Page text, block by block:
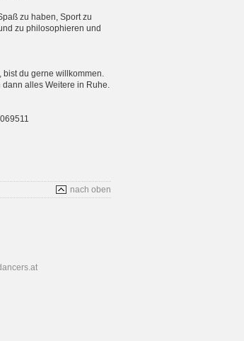
zu haben, Sport zu
zu philosophieren und
bist du gerne willkommen.
alles Weitere in Ruhe.
nach oben